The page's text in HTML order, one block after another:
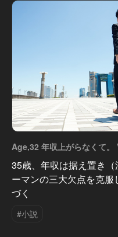
Age,32 年収上がらなくて。
35歳、年収は据え置き（
ーマンの三大欠点を克服
づく
#小説